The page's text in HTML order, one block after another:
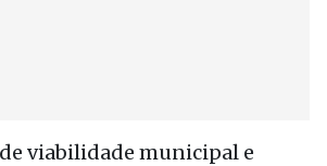
viabilidade municipal e